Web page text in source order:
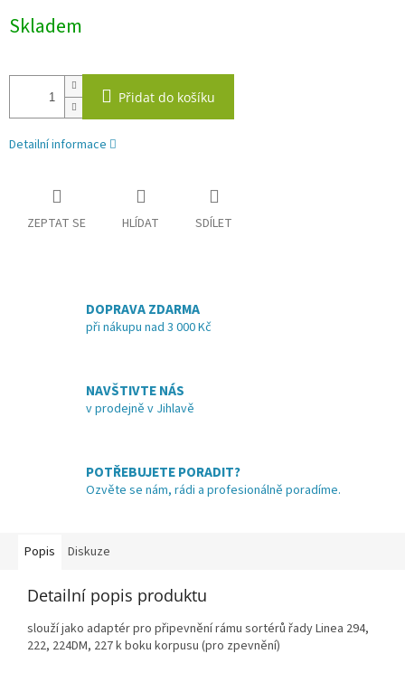
cena:
Skladem
Přidat do košíku
Detailní informace
ZEPTAT SE HLÍDAT SDÍLET
DOPRAVA ZDARMA
při nákupu nad 3 000 Kč
NAVŠTIVTE NÁS
v prodejně v Jihlavě
POTŘEBUJETE PORADIT?
Ozvěte se nám, rádi a profesionálně poradíme.
Popis Diskuze
Detailní popis produktu
slouží jako adaptér pro připevnění rámu sortérů řady Linea 294,
222, 224DM, 227 k boku korpusu (pro zpevnění)